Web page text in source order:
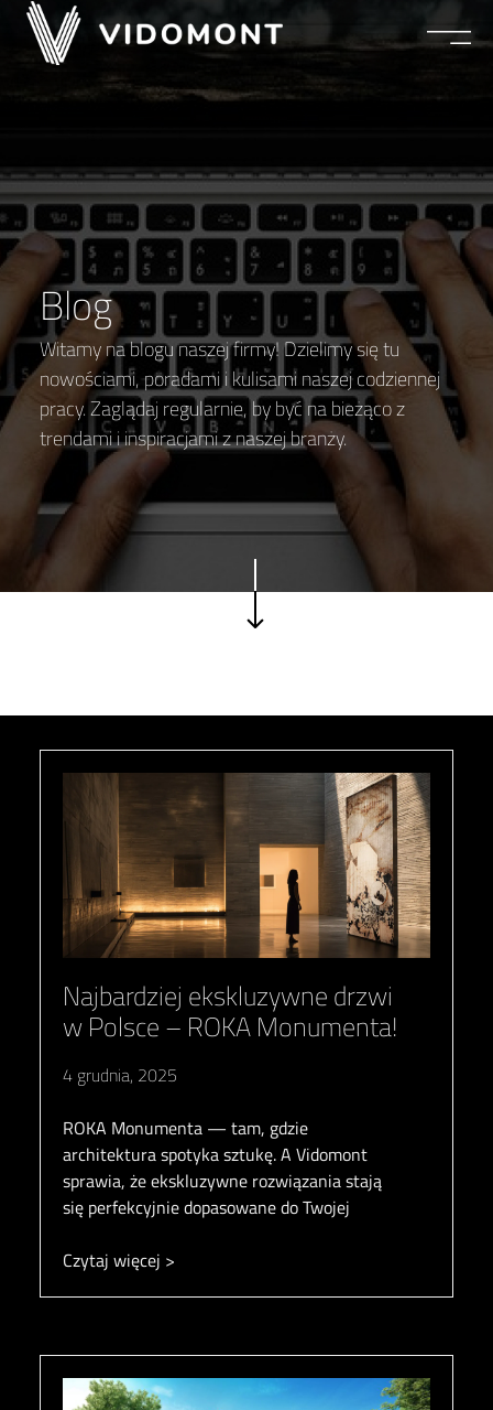
Blog
Witamy na blogu naszej firmy! Dzielimy się tu
nowościami, poradami i kulisami naszej codziennej
pracy. Zaglądaj regularnie, by być na bieżąco z
trendami i inspiracjami z naszej branży.
Najbardziej ekskluzywne drzwi
w Polsce – ROKA Monumenta!
4 grudnia, 2025
ROKA Monumenta — tam, gdzie
architektura spotyka sztukę. A Vidomont
sprawia, że ekskluzywne rozwiązania stają
się perfekcyjnie dopasowane do Twojej
Czytaj więcej >